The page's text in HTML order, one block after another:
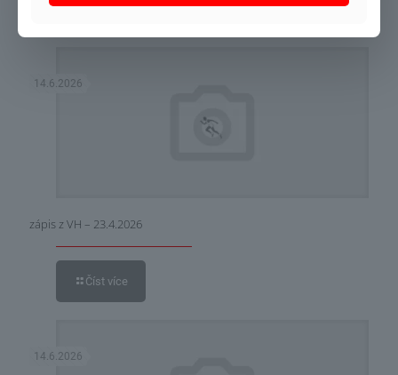
Číst více
14.6.2026
zápis z VH – 23.4.2026
Číst více
14.6.2026